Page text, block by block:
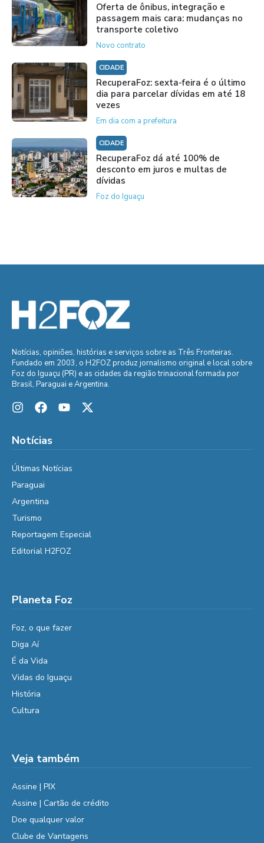
Oferta de ônibus, integração e
passagem mais cara: mudanças no
transporte coletivo
Novo contrato
CIDADE
RecuperaFoz: sexta-feira é o último
dia para parcelar dívidas em até 18
vezes
Em dia com a prefeitura
CIDADE
RecuperaFoz dá até 100% de
desconto em juros e multas de
dívidas
Foz do Iguaçu
Notícias, opiniões, histórias e serviços sobre as Três Fronteiras.
Fundado em 2003, o H2FOZ produz jornalismo original e local sobre
Foz do Iguaçu (PR) e as cidades da região trinacional formada por
Brasil, Paraguai e Argentina.
Notícias
Últimas Notícias
Paraguai
Argentina
Turismo
Reportagem Especial
Editorial H2FOZ
Planeta Foz
Foz, o que fazer
Diga Aí
É da Vida
Vidas do Iguaçu
História
Cultura
Veja também
Assine | PIX
Assine | Cartão de crédito
Doe qualquer valor
Clube de Vantagens